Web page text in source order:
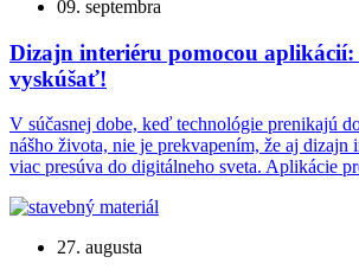
09. septembra
Dizajn interiéru pomocou aplikácií:
vyskúšať!
V súčasnej dobe, keď technológie prenikajú
nášho života, nie je prekvapením, že aj dizajn
viac presúva do digitálneho sveta. Aplikácie
27. augusta